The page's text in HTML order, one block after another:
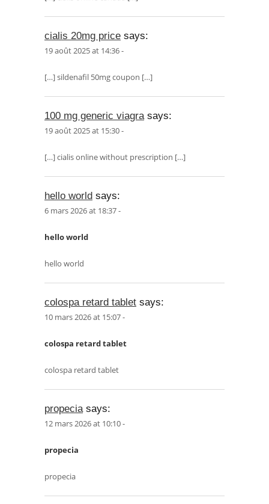
cialis 20mg price says:
19 août 2025 at 14:36 -
[…] sildenafil 50mg coupon […]
100 mg generic viagrasays:
19 août 2025 at 15:30 -
[…] cialis online without prescription […]
hello world says:
6 mars 2026 at 18:37 -
hello world
hello world
colospa retard tablet says:
10 mars 2026 at 15:07 -
colospa retard tablet
colospa retard tablet
propeciasays:
12 mars 2026 at 10:10 -
propecia
propecia